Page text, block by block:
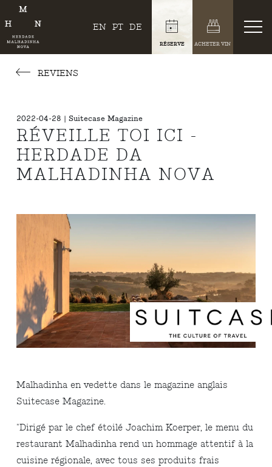
EN PT DE
RÉSERVE ACHETER VIN
REVIENS
2022-04-28 | Suitecase Magazine
RÉVEILLE TOI ICI -
HERDADE DA
MALHADINHA NOVA
Malhadinha en vedette dans le magazine anglais
Suitecase Magazine.
"Dirigé par le chef étoilé Joachim Koerper, le menu du
restaurant Malhadinha rend un hommage attentif à la
cuisine régionale, avec tous ses produits frais